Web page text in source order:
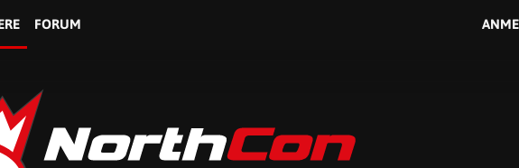
FORUM